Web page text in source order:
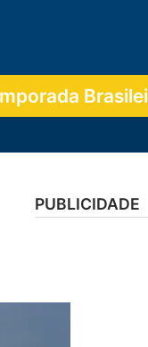
PUBLICIDADE